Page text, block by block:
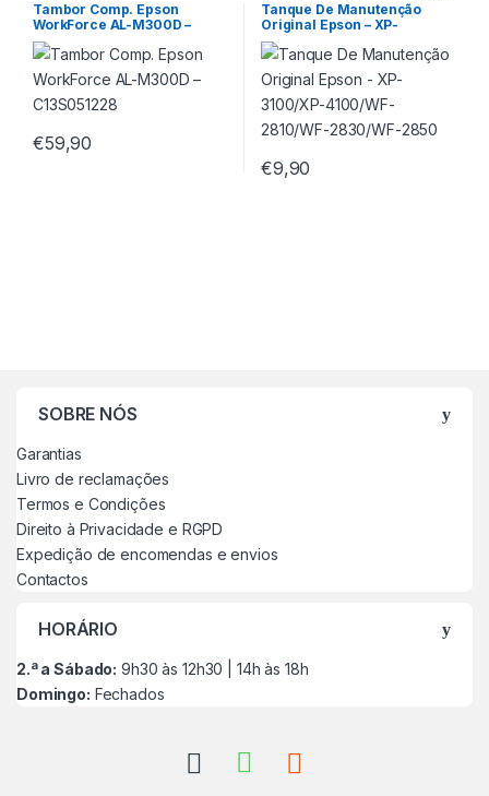
Tambor Comp. Epson
WorkForce AL-M300D –
C13S051228
€59,90
Tanque De Manutenção
Original Epson – XP-
3100/XP-4100/WF-2810/WF-
2830/WF-2850
€9,90
SOBRE NÓS
Garantias
Livro de reclamações
Termos e Condições
Direito à Privacidade e RGPD
Expedição de encomendas e envios
Contactos
HORÁRIO
2.ª a Sábado: 9h30 às 12h30 | 14h às 18h
Domingo: Fechados